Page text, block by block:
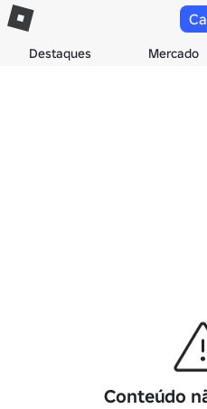
Destaques Mercado
Conteúdo